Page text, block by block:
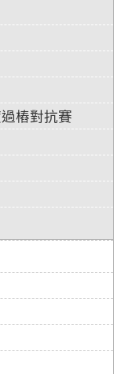
樁對抗賽